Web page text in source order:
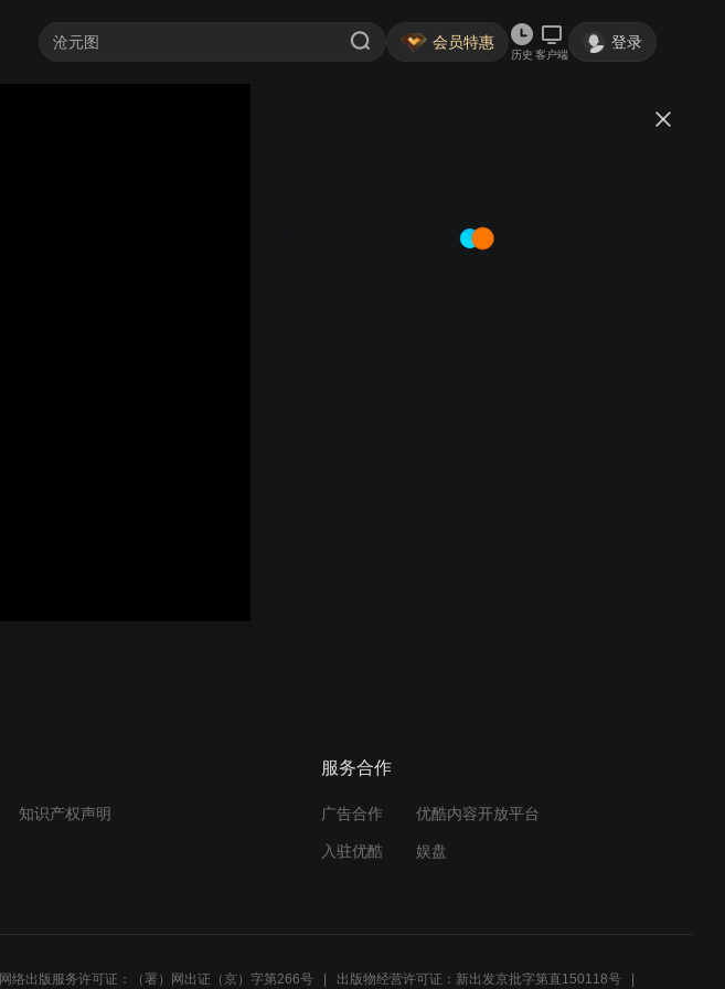
会员特惠
历史 客户端
登录
知识产权声明
服务合作
广告合作 优酷内容开放平台
入驻优酷 娱盘
网络出版服务许可证：（署）网出证（京）字第266号 出版物经营许可证：新出发京批字第直150118号